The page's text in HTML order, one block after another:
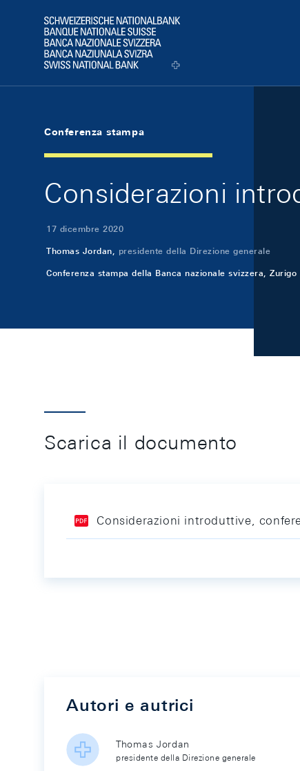
Logo
Conferenza stampa
Considerazioni
17 dicembre 2020
Thomas Jordan, presidente della Direzione generale
Conferenza stampa della Banca nazionale svizzera, Zurigo
Scarica il documento
Considerazioni introduttive,
Autori e autrici
Thomas Jordan
presidente della Direzione generale